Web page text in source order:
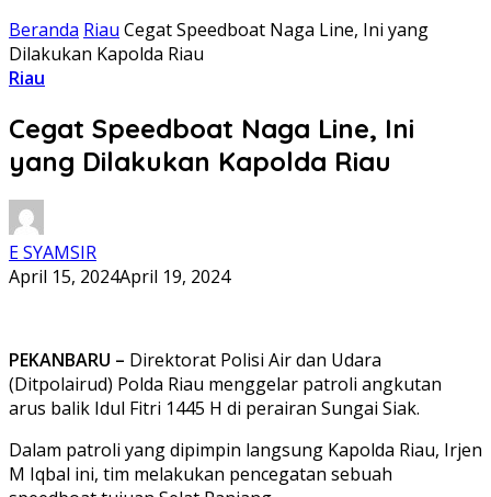
Beranda Riau Cegat Speedboat Naga Line, Ini yang
Dilakukan Kapolda Riau
Riau
Cegat Speedboat Naga Line, Ini
yang Dilakukan Kapolda Riau
E SYAMSIR
April 15, 2024April 19, 2024
PEKANBARU – Direktorat Polisi Air dan Udara
(Ditpolairud) Polda Riau menggelar patroli angkutan
arus balik Idul Fitri 1445 H di perairan Sungai Siak.
Dalam patroli yang dipimpin langsung Kapolda Riau, Irjen
M Iqbal ini, tim melakukan pencegatan sebuah